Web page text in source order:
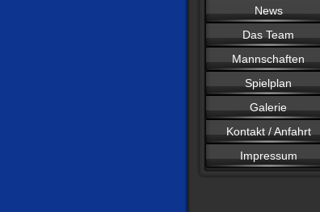
News
Das Team
Mannschaften
Spielplan
Galerie
Kontakt / Anfahrt
Impressum